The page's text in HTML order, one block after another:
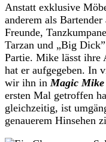
Anstatt exklusive
anderem als
Freunde,
Tarzan und „Big
Partie. Mike lässt ihre
hat er aufgegeben. In
wir ihn inMagic Mike
ersten Mal getroffen
gleichzeitig, ist
genauerem Hinsehen